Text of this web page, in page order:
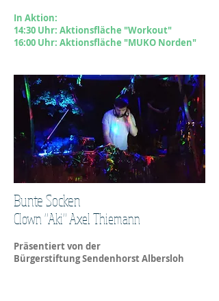
In Aktion:
14:30 Uhr: Aktionsfläche "Workout"
16:00 Uhr: Aktionsfläche "MUKO Norden"
Bunte Socken
Clown "Aki" Axel Thiemann
Präsentiert von der
Bürgerstiftung Sendenhorst Albersloh